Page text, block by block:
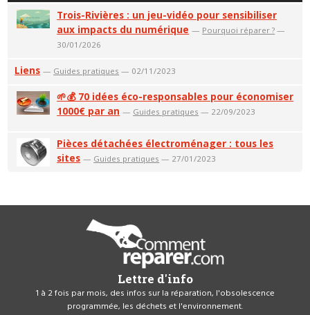
Trois-Rivières : un jeu-vidéo pour sensibiliser
aux impacts du numérique — Pourquoi réparer ? —
30/01/2026
Liens — Guides pratiques — 02/11/2023
🌱💰 70 idées éco-responsables pour économiser
1000€ par an — Guides pratiques — 22/09/2023
Pièces détachées électroménager : tous les
sites — Guides pratiques — 27/01/2023
Lettre d'info
1 à 2 fois par mois, des infos sur la réparation, l'obsolescence
programmée, les déchets et l'environnement.